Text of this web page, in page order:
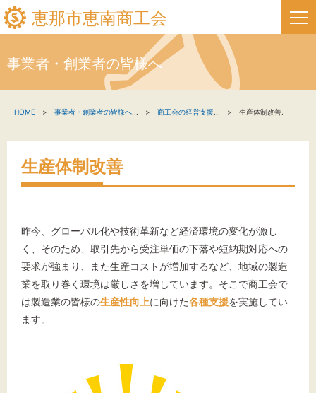
恵那市恵南商工会
新着情報
関係機関の方へ
恵那市フリーページタイトル
標準
事業者・創業者の皆様へ
HOME 事業者・創業者の皆様へ 商工会の経営支援 生産体制改善.
生産体制改善
昨今、グローバル化や技術革新など経済環境の変化が激し
く、そのため、取引先から受注単価の下落や短納期対応への
要求が強まり、また生産コストが増加するなど、地域の製造
業を取り巻く環境は厳しさを増しています。そこで商工会で
は製造業の皆様の生産性向上に向けた各種支援を実施してい
ます。